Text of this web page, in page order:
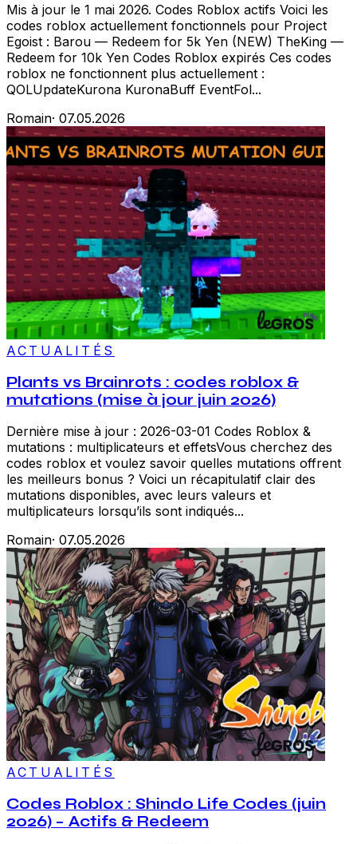
Mis à jour le 1 mai 2026. Codes Roblox actifs Voici les
codes roblox actuellement fonctionnels pour Project
Egoist : Barou — Redeem for 5k Yen (NEW) TheKing —
Redeem for 10k Yen Codes Roblox expirés Ces codes
roblox ne fonctionnent plus actuellement :
QOLUpdateKurona KuronaBuff EventFol...
Romain· 07.05.2026
ACTUALITÉS
Plants vs Brainrots : codes roblox &
mutations (mise à jour juin 2026)
Dernière mise à jour : 2026-03-01 Codes Roblox &
mutations : multiplicateurs et effetsVous cherchez des
codes roblox et voulez savoir quelles mutations offrent
les meilleurs bonus ? Voici un récapitulatif clair des
mutations disponibles, avec leurs valeurs et
multiplicateurs lorsqu’ils sont indiqués...
Romain· 07.05.2026
ACTUALITÉS
Codes Roblox : Shindo Life Codes (juin
2026) – Actifs & Redeem